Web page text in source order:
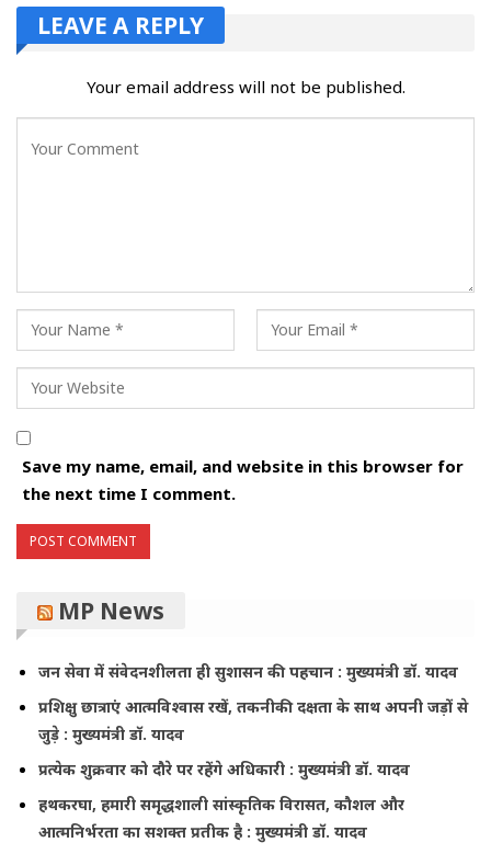
LEAVE A REPLY
Your email address will not be published.
Save my name, email, and website in this browser for
the next time I comment.
MP News
जन सेवा में संवेदनशीलता ही सुशासन की पहचान : मुख्यमंत्री डॉ. यादव
प्रशिक्षु छात्राएं आत्मविश्वास रखें, तकनीकी दक्षता के साथ अपनी जड़ों से
जुड़े : मुख्यमंत्री डॉ. यादव
प्रत्येक शुक्रवार को दौरे पर रहेंगे अधिकारी : मुख्यमंत्री डॉ. यादव
हथकरघा, हमारी समृद्धशाली सांस्कृतिक विरासत, कौशल और
आत्मनिर्भरता का सशक्त प्रतीक है : मुख्यमंत्री डॉ. यादव